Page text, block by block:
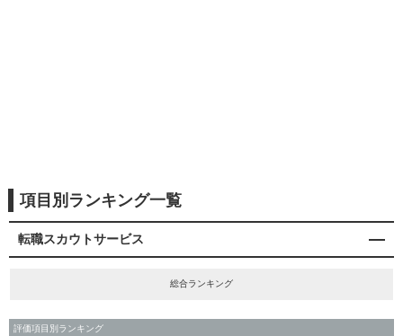
項目別ランキング一覧
転職スカウトサービス
総合ランキング
評価項目別ランキング